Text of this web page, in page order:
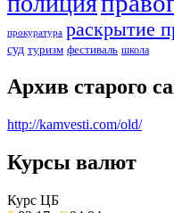
прокуратура раскрытие
суд туризм фестиваль школа
Архив старого
http://kamvesti.com/old/
ИЗДАНИЕ
Курсы валют
Курс ЦБ